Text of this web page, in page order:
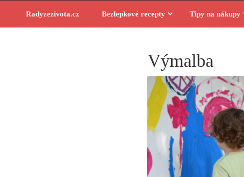
content
Radyzezivota.cz Bezlepkové recepty Tipy na nákupy
Výmalba